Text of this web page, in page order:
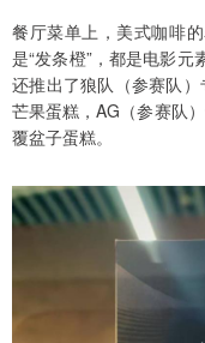
餐厅菜单上，美式咖啡
是“发条橙”，都是电影
还推出了狼队（参赛队
芒果蛋糕，AG（参赛队
覆盆子蛋糕。